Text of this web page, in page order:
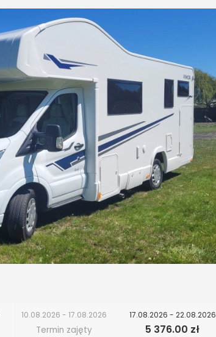
10.08.2026 - 17.08.2026
Termin zajęty
17.08.2026 - 22.08.2026
5 376.00 zł